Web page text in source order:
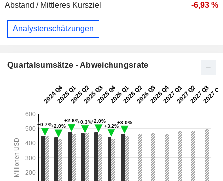
Abstand / Mittleres Kursziel
-6,93 %
Analystenschätzungen
Quartalsumsätze - Abweichungsrate